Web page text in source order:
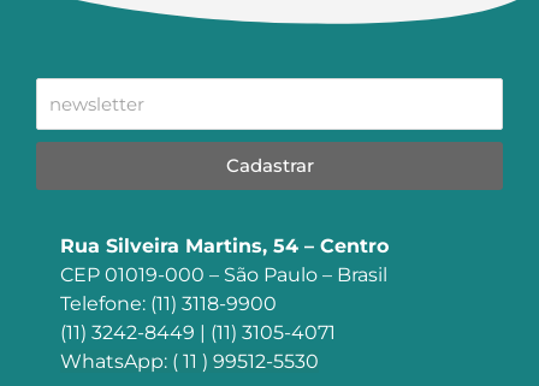
Cadastrar
Rua Silveira Martins, 54 – Centro
CEP 01019-000 – São Paulo – Brasil
Telefone: (11) 3118-9900
(11) 3242-8449 | (11) 3105-4071
WhatsApp: ( 11 ) 99512-5530